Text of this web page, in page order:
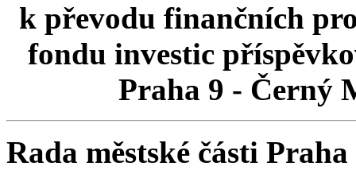
k převodu finančních
fondu investic
Praha 9 - Černý
Rada městské části Praha